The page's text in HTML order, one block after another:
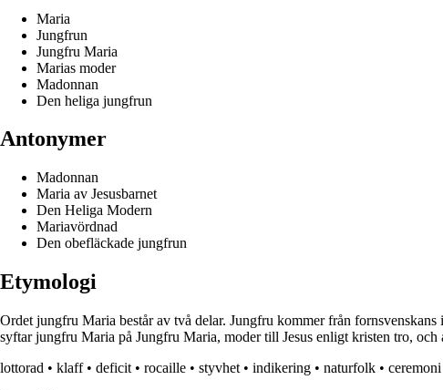
Maria
Jungfrun
Jungfru Maria
Marias moder
Madonnan
Den heliga jungfrun
Antonymer
Madonnan
Maria av Jesusbarnet
Den Heliga Modern
Mariavördnad
Den obefläckade jungfrun
Etymologi
Ordet jungfru Maria består av två delar. Jungfru kommer från
syftar jungfru Maria på Jungfru Maria, moder till Jesus enligt kristen tro,
lottorad • klaff• deficit • rocaille • styvhet • indikering • naturfolk • ceremoni